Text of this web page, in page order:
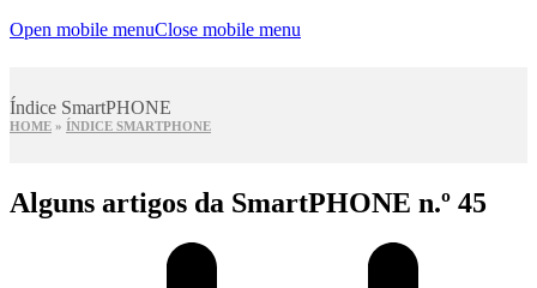
Open mobile menuClose mobile menu
Índice SmartPHONE
HOME » ÍNDICE SMARTPHONE
Alguns artigos da SmartPHONE n.º 45